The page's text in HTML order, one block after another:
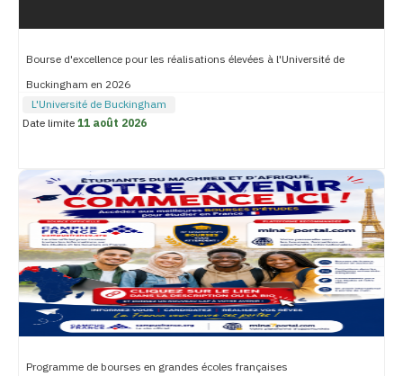
Bourse d'excellence pour les réalisations élevées à l'Université de
Buckingham en 2026
L'Université de Buckingham
Date limite11 août 2026
Programme de bourses en grandes écoles françaises